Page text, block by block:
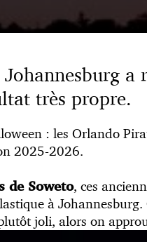
a
très propre.
: les Orlando
2025-2026.
de Soweto, ces
à
joli, alors on